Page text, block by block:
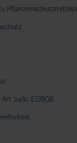
Pflanzenschutzmitteln
246c EGBGB